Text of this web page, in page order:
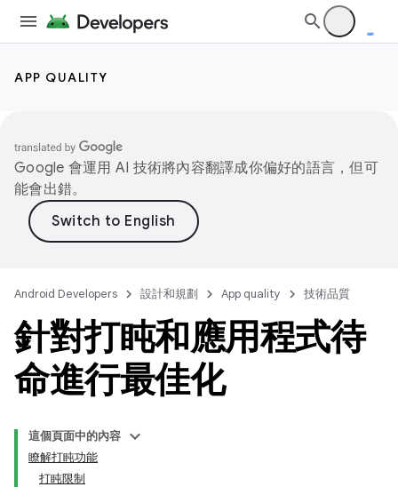
APP QUALITY
Google 會運用 AI 技術將內容翻譯成你偏好的語言，但可
能會出錯。
Android Developers 設計和規劃 App quality 技術品質
針對打盹和應用程式待
命進行最佳化
這個頁面中的內容
瞭解打盹功能
打盹限制